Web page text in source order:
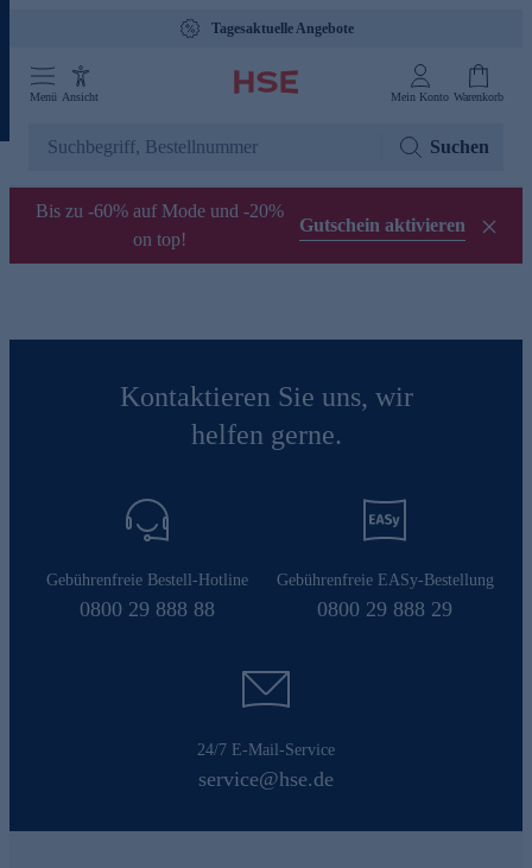
Tagesaktuelle Angebote
Menü Ansicht Mein Konto Warenkorb
Suchen
Bis zu -60% auf Mode und -20%
on top!
Gutschein aktivieren
Kontaktieren Sie uns, wir
helfen gerne.
Gebührenfreie Bestell-Hotline
0800 29 888 88
Gebührenfreie EASy-Bestellung
0800 29 888 29
24/7 E-Mail-Service
service@hse.de